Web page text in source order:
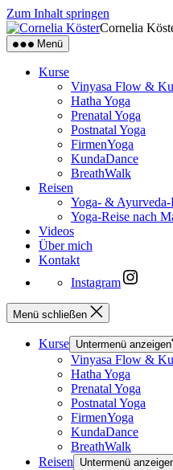
Zum Inhalt springen
Cornelia
Menü
Kurse
Vinyasa Flow &
Hatha Yoga
Prenatal Yoga
Postnatal Yoga
FirmenYoga
KundaDance
BreathWalk
Reisen
Yoga- & Ayurveda-
Yoga-Reise nach
Videos
Über mich
Kontakt
Instagram
Menü schließen
Kurse Untermenü anzeigen
Vinyasa Flow &
Hatha Yoga
Prenatal Yoga
Postnatal Yoga
FirmenYoga
KundaDance
BreathWalk
Reisen
Untermenü